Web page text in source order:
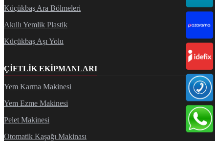
Küçükbaş Ara Bölmeleri
Akıllı Yemlik Plastik
Küçükbaş Aşı Yolu
ÇIFTLIK EKIPMANLARI
Yem Karma Makinesi
Yem Ezme Makinesi
Pelet Makinesi
Otomatik Kaşağı Makinası